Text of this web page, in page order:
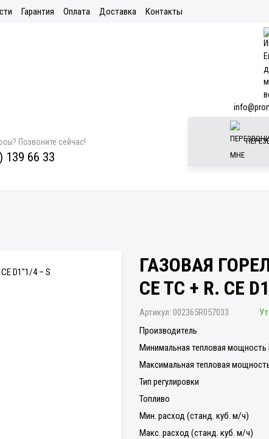
Гарантия Оплата Доставка Контакты
Позвоните сейчас!
139 66 33
ГАЗОВАЯ
CE TC + R. CE
Артикул: 002365R057033
Производитель
Минимальная тепловая мощность
Максимальная тепловая
Тип регулировки
Топливо
Мин. расход (станд. куб. м/ч)
Макс. расход (станд. куб. м/ч)